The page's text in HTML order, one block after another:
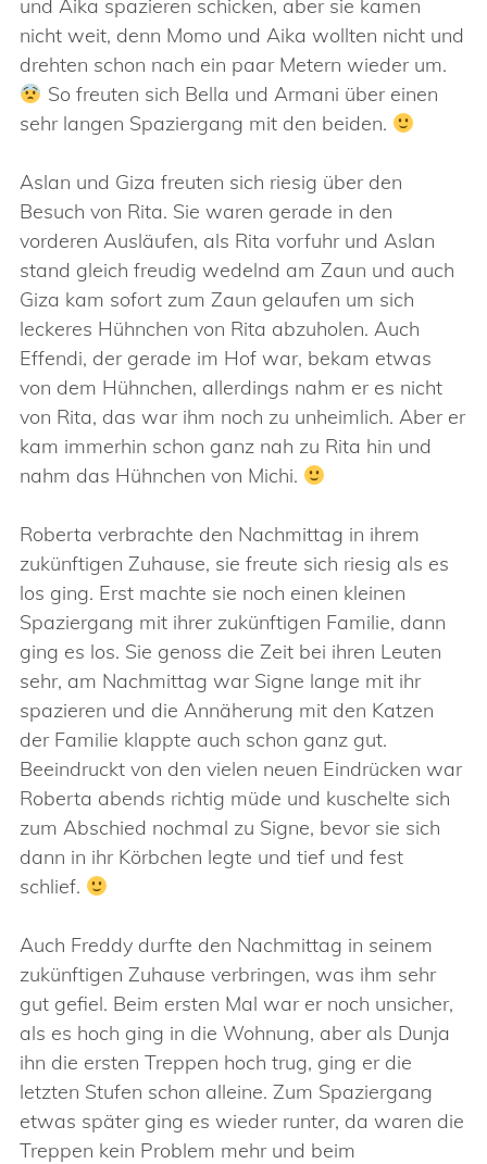
und Aika spazieren schicken, aber sie kamen
nicht weit, denn Momo und Aika wollten nicht und
drehten schon nach ein paar Metern wieder um.
So freuten sich Bella und Armani über einen
sehr langen Spaziergang mit den beiden.
Aslan und Giza freuten sich riesig über den
Besuch von Rita. Sie waren gerade in den
vorderen Ausläufen, als Rita vorfuhr und Aslan
stand gleich freudig wedelnd am Zaun und auch
Giza kam sofort zum Zaun gelaufen um sich
leckeres Hühnchen von Rita abzuholen. Auch
Effendi, der gerade im Hof war, bekam etwas
von dem Hühnchen, allerdings nahm er es nicht
von Rita, das war ihm noch zu unheimlich. Aber er
kam immerhin schon ganz nah zu Rita hin und
nahm das Hühnchen von Michi.
Roberta verbrachte den Nachmittag in ihrem
zukünftigen Zuhause, sie freute sich riesig als es
los ging. Erst machte sie noch einen kleinen
Spaziergang mit ihrer zukünftigen Familie, dann
ging es los. Sie genoss die Zeit bei ihren Leuten
sehr, am Nachmittag war Signe lange mit ihr
spazieren und die Annäherung mit den Katzen
der Familie klappte auch schon ganz gut.
Beeindruckt von den vielen neuen Eindrücken war
Roberta abends richtig müde und kuschelte sich
zum Abschied nochmal zu Signe, bevor sie sich
dann in ihr Körbchen legte und tief und fest
schlief.
Auch Freddy durfte den Nachmittag in seinem
zukünftigen Zuhause verbringen, was ihm sehr
gut gefiel. Beim ersten Mal war er noch unsicher,
als es hoch ging in die Wohnung, aber als Dunja
ihn die ersten Treppen hoch trug, ging er die
letzten Stufen schon alleine. Zum Spaziergang
etwas später ging es wieder runter, da waren die
Treppen kein Problem mehr und beim